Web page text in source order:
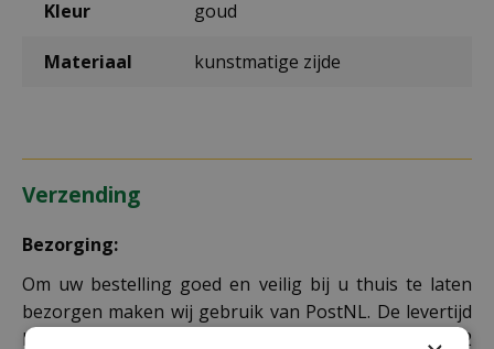
Kleur goud
Materiaal kunstmatige zijde
Verzending
Bezorging:
Om uw bestelling goed en veilig bij u thuis te laten
bezorgen maken wij gebruik van PostNL. De levertijd
bedraagt doorgaans tussen de 1 en 2